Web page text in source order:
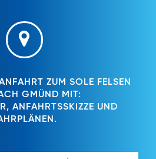
ZUM SOLE FELSEN
GMÜND MIT:
ANFAHRTSSKIZZE UND